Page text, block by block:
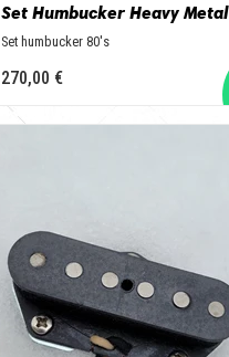
Set Humbucker Heavy Metal
Set humbucker 80's
270,00 €